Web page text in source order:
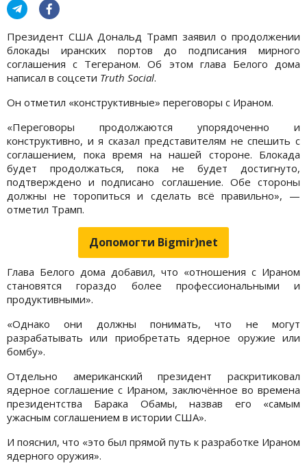
Президент США Дональд Трамп заявил о продолжении
блокады иранских портов до подписания мирного
соглашения с Тегераном. Об этом глава Белого дома
написал в соцсети Truth Social.
Он отметил «конструктивные» переговоры с Ираном.
«Переговоры продолжаются упорядоченно и
конструктивно, и я сказал представителям не спешить с
соглашением, пока время на нашей стороне. Блокада
будет продолжаться, пока не будет достигнуто,
подтверждено и подписано соглашение. Обе стороны
должны не торопиться и сделать всё правильно», —
отметил Трамп.
Допомогти Bigmir)net
Глава Белого дома добавил, что «отношения с Ираном
становятся гораздо более профессиональными и
продуктивными».
«Однако они должны понимать, что не могут
разрабатывать или приобретать ядерное оружие или
бомбу».
Отдельно американский президент раскритиковал
ядерное соглашение с Ираном, заключённое во времена
президентства Барака Обамы, назвав его «самым
ужасным соглашением в истории США».
И пояснил, что «это был прямой путь к разработке Ираном
ядерного оружия».